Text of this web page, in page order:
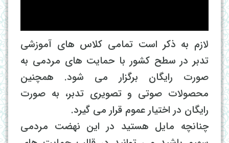
لازم به ذکر است تمامی کلاس های آموزشی
تدبر در سطح کشور با حمایت های مردمی به
صورت رایگان برگزار می شود. همچنین
محصولات صوتی و تصویری تدبر، به صورت
رایگان در اختیار عموم قرار می گیرد.
چنانچه مایل هستید در این نهضت مردمی